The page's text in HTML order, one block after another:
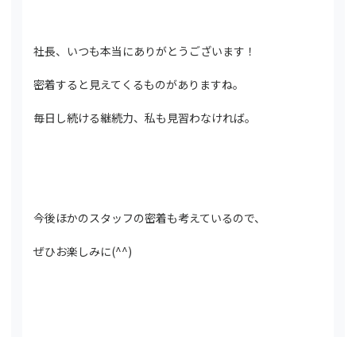
社長、いつも本当にありがとうございます！
密着すると見えてくるものがありますね。
毎日し続ける継続力、私も見習わなければ。
今後ほかのスタッフの密着も考えているので、
ぜひお楽しみに(^^)